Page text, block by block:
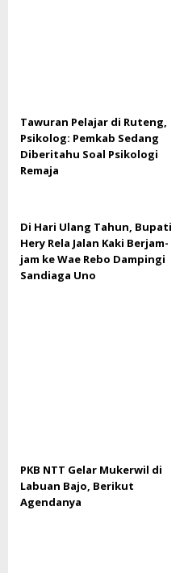
Tawuran Pelajar di Ruteng,
Psikolog: Pemkab Sedang
Diberitahu Soal Psikologi
Remaja
Di Hari Ulang Tahun, Bupati
Hery Rela Jalan Kaki Berjam-
jam ke Wae Rebo Dampingi
Sandiaga Uno
PKB NTT Gelar Mukerwil di
Labuan Bajo, Berikut
Agendanya